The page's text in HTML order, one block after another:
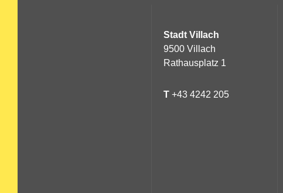
Stadt Villach
9500 Villach
Rathausplatz 1
T +43 4242 205